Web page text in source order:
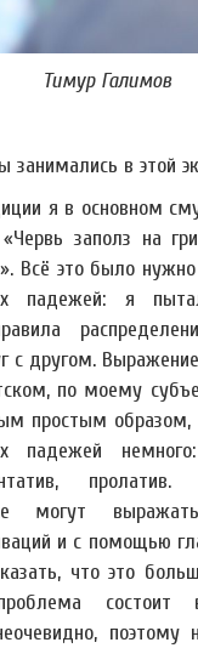
Тимур Галимов
в этой
я в основном
заполз на
Всё это было
падежей: я
с другом.
по моему
простым образом,
падежей
пролатив.
могут
и с помощью
что это
поэтому